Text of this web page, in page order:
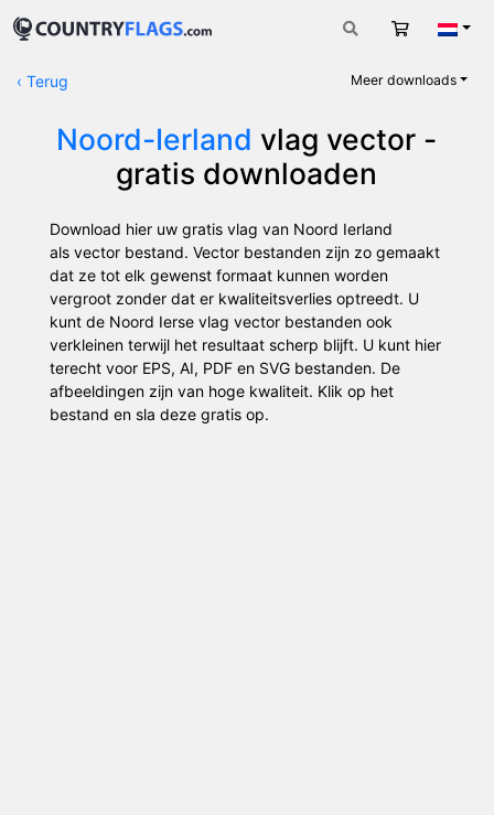
‹ Terug Meer downloads
Noord-Ierland vlag vector -
gratis downloaden
Download hier uw gratis vlag van Noord Ierland
als vector bestand. Vector bestanden zijn zo gemaakt
dat ze tot elk gewenst formaat kunnen worden
vergroot zonder dat er kwaliteitsverlies optreedt. U
kunt de Noord Ierse vlag vector bestanden ook
verkleinen terwijl het resultaat scherp blijft. U kunt hier
terecht voor EPS, AI, PDF en SVG bestanden. De
afbeeldingen zijn van hoge kwaliteit. Klik op het
bestand en sla deze gratis op.